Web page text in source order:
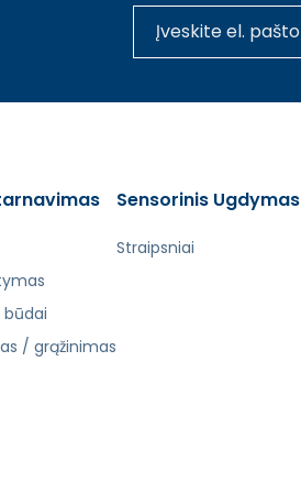
/ grąžinimas
Sensorinis Ugdymas
Straipsniai